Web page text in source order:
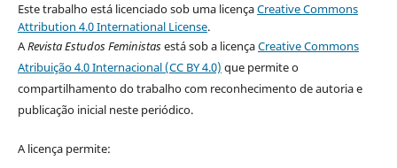
Este trabalho está licenciado sob uma licençaCreative Commons
Attribution 4.0 International License.
ARevista Estudos Feministasestá sob a licençaCreative Commons
Atribuição 4.0 Internacional (CC BY 4.0) que permite o
compartilhamento do trabalho com reconhecimento de autoria e
publicação inicial neste periódico.
A licença permite: